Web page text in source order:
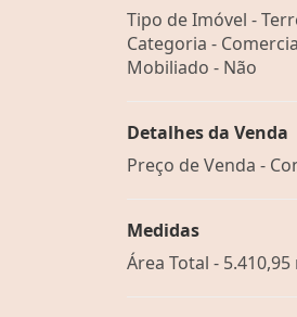
Tipo de Imóvel -
Categoria -
Mobiliado - Não
Detalhes da Venda
Preço de Venda -
Medidas
Área Total - 5.410,95